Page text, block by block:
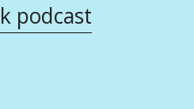
podcast